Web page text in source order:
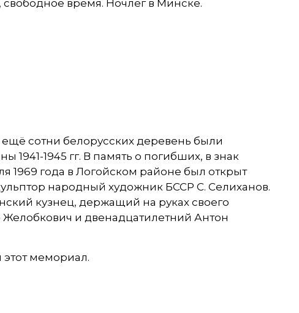
время. Ночлег в Минске.
сотни белорусских деревень были
1945 гг. В память о погибших, в знак
1969 года в Логойском районе был открыт
народный художник БССР С. Селиханов.
кузнец, держащий на руках своего
и двенадцатилетний Антон
этот мемориал.